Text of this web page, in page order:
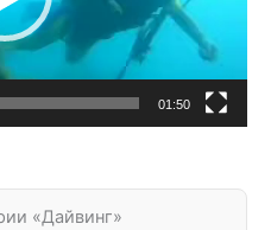
01:50
«Дайвинг»